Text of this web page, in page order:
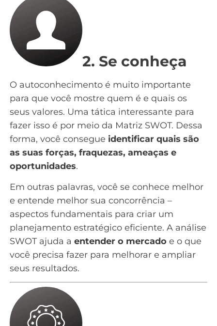
2. Se conheça
O autoconhecimento é muito importante
para que você mostre quem é e quais os
seus valores. Uma tática interessante para
fazer isso é por meio da Matriz SWOT. Dessa
forma, você consegue identificar quais são
as suas forças, fraquezas, ameaças e
oportunidades.
Em outras palavras, você se conhece melhor
e entende melhor sua concorrência –
aspectos fundamentais para criar um
planejamento estratégico eficiente. A análise
SWOT ajuda a entender o mercado e o que
você precisa fazer para melhorar e ampliar
seus resultados.